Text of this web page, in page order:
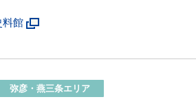
料館
弥彦・燕三条エリア